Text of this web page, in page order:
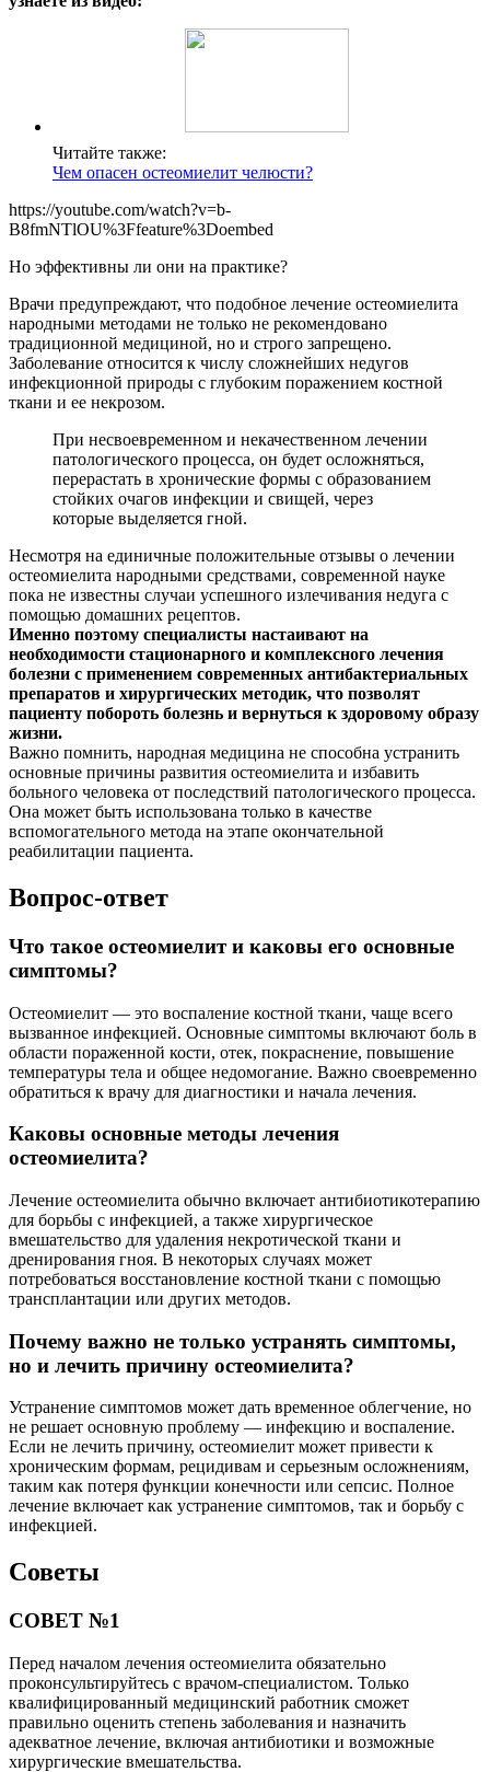
Читайте также:
Чем опасен остеомиелит челюсти?
https://youtube.com/watch?v=b-
B8fmNTlOU%3Ffeature%3Doembed
Но эффективны ли они на практике?
Врачи предупреждают, что подобное лечение остеомиелита
народными методами не только не рекомендовано
традиционной медициной, но и строго запрещено.
Заболевание относится к числу сложнейших недугов
инфекционной природы с глубоким поражением костной
ткани и ее некрозом.
При несвоевременном и некачественном лечении
патологического процесса, он будет осложняться,
перерастать в хронические формы с образованием
стойких очагов инфекции и свищей, через
которые выделяется гной.
Несмотря на единичные положительные отзывы о лечении
остеомиелита народными средствами, современной науке
пока не известны случаи успешного излечивания недуга с
помощью домашних рецептов.
Именно поэтому специалисты настаивают на
необходимости стационарного и комплексного лечения
болезни с применением современных антибактериальных
препаратов и хирургических методик, что позволят
пациенту побороть болезнь и вернуться к здоровому образу
жизни.
Важно помнить, народная медицина не способна устранить
основные причины развития остеомиелита и избавить
больного человека от последствий патологического процесса.
Она может быть использована только в качестве
вспомогательного метода на этапе окончательной
реабилитации пациента.
Вопрос-ответ
Что такое остеомиелит и каковы его основные
симптомы?
Остеомиелит — это воспаление костной ткани, чаще всего
вызванное инфекцией. Основные симптомы включают боль в
области пораженной кости, отек, покраснение, повышение
температуры тела и общее недомогание. Важно своевременно
обратиться к врачу для диагностики и начала лечения.
Каковы основные методы лечения
остеомиелита?
Лечение остеомиелита обычно включает антибиотикотерапию
для борьбы с инфекцией, а также хирургическое
вмешательство для удаления некротической ткани и
дренирования гноя. В некоторых случаях может
потребоваться восстановление костной ткани с помощью
трансплантации или других методов.
Почему важно не только устранять симптомы,
но и лечить причину остеомиелита?
Устранение симптомов может дать временное облегчение, но
не решает основную проблему — инфекцию и воспаление.
Если не лечить причину, остеомиелит может привести к
хроническим формам, рецидивам и серьезным осложнениям,
таким как потеря функции конечности или сепсис. Полное
лечение включает как устранение симптомов, так и борьбу с
инфекцией.
Советы
СОВЕТ №1
Перед началом лечения остеомиелита обязательно
проконсультируйтесь с врачом-специалистом. Только
квалифицированный медицинский работник сможет
правильно оценить степень заболевания и назначить
адекватное лечение, включая антибиотики и возможные
хирургические вмешательства.